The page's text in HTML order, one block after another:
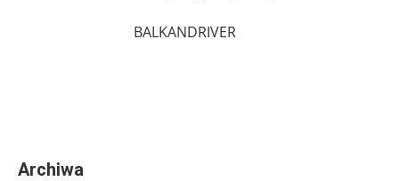
BALKANDRIVER
Archiwa